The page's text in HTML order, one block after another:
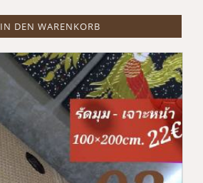
IN DEN WARENKORB